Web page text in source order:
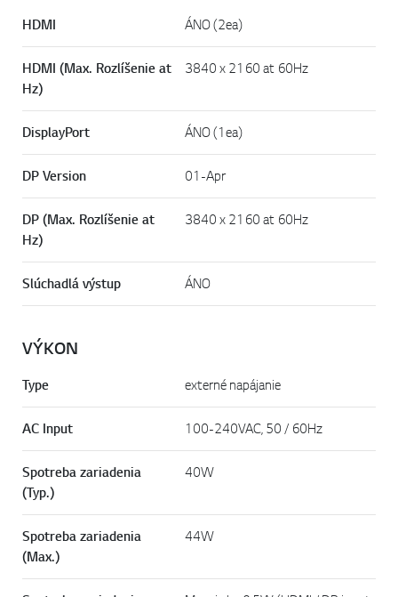
HDMI ÁNO (2ea)
HDMI (Max. Rozlíšenie at
Hz)
3840 x 2160 at 60Hz
DisplayPort ÁNO (1ea)
DP Version 01-Apr
DP (Max. Rozlíšenie at
Hz)
3840 x 2160 at 60Hz
Slúchadlá výstup ÁNO
VÝKON
Type externé napájanie
AC Input 100-240VAC, 50 / 60Hz
Spotreba zariadenia
(Typ.)
40W
Spotreba zariadenia
(Max.)
44W